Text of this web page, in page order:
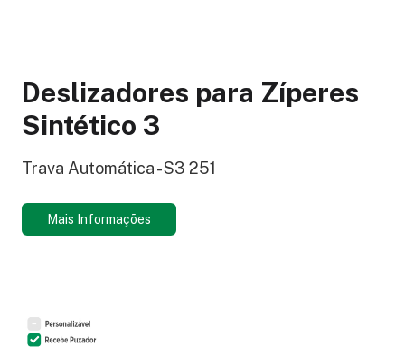
Deslizadores para Zíperes
Sintético 3
Trava Automática - S3 251
Mais Informações